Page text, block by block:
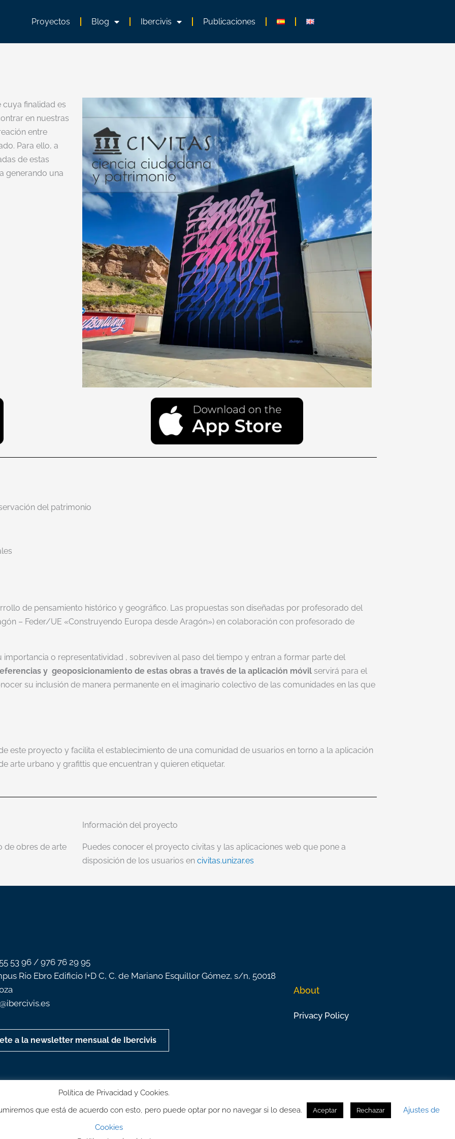
Proyectos Blog Ibercivis Publicaciones
finalidad es
en nuestras
entre
Para ello, a
de estas
generando una
del patrimonio
de pensamiento histórico y geográfico. Las propuestas son diseñadas por profesorado del
– Feder/UE «Construyendo Europa desde Aragón») en colaboración con profesorado de
o representatividad , sobreviven al paso del tiempo y entran a formar parte del
y geoposicionamiento de estas obras a través de la aplicación móvil servirá para el
su inclusión de manera permanente en el imaginario colectivo de las comunidades en las que
este proyecto y facilita el establecimiento de una comunidad de usuarios en torno a la aplicación
arte urbano y grafittis que encuentran y quieren etiquetar.
de obres de arte
Información del proyecto
Puedes conocer el proyecto civitas y las aplicaciones web que pone a
disposición de los usuarios en civitas.unizar.es
53 96 / 976 76 29 95
Río Ebro Edificio I+D C, C. de Mariano Esquillor Gómez, s/n, 50018
a la newsletter mensual de Ibercivis
About
Privacy Policy
Política de Privacidad y Cookies.
que está de acuerdo con esto, pero puede optar por no navegar si lo desea.
Aceptar Rechazar
Ajustes de
Cookies